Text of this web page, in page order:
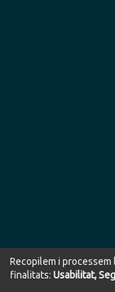
Recopilem i
finalitats: Usabilitat,